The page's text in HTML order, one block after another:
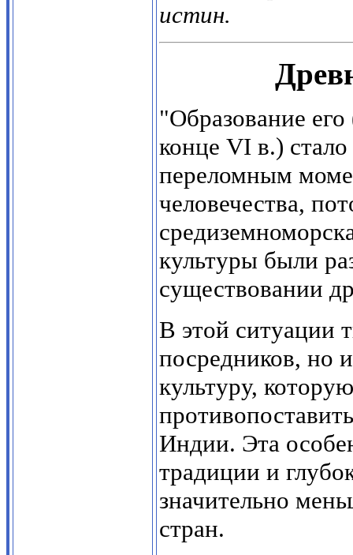
истин.
"Образование его
конце VI в.)
переломным
человечества,
культуры были
существовании
В этой ситуации
посредников, но
культуру,
Индии. Эта
традиции и
значительно
стран.